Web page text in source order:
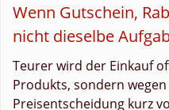
Wenn Gutschein,
nicht dieselbe
Teurer wird der Einkauf
Produkts, sondern
Preisentscheidung kurz